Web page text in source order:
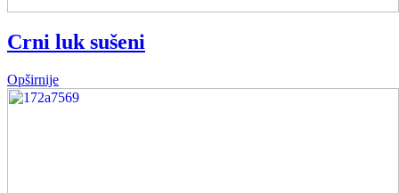
Crni luk sušeni
Opširnije